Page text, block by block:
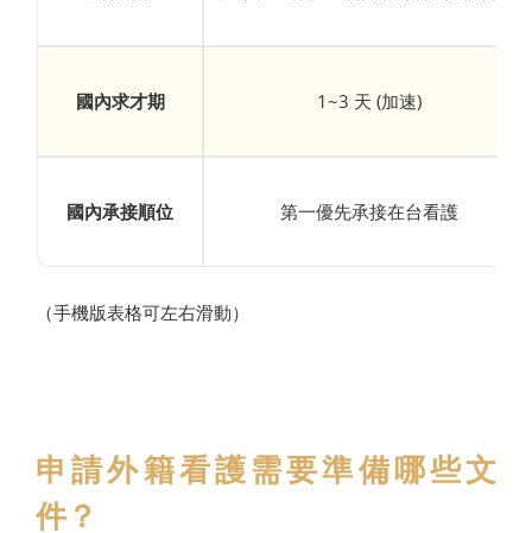
國內求才期 1~3 天 (加速)
國內承接順位 第一優先承接在台看護
（手機版表格可左右滑動）
申請外籍看護需要準備哪些文
件？